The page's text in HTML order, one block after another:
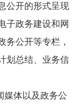
公开的形式呈现
子政务建设和网
务公开等专栏，
划总结、业务信
媒体以及政务公